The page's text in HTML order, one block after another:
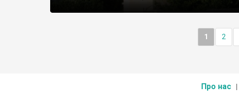
1 2
Про нас